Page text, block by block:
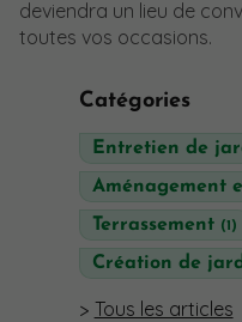
Catégories
Entretien de
Aménagement
Terrassement (1)
Création de
Tous les articles
deviendra un lieu de
toutes vos occasions.